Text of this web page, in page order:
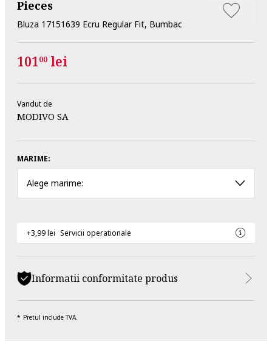
Pieces
Bluza 17151639 Ecru Regular Fit, Bumbac
10100 lei
Vandut de
MODIVO SA
MARIME:
Alege marime:
+3,99 lei Servicii operationale
Informatii conformitate produs
Pretul include TVA.